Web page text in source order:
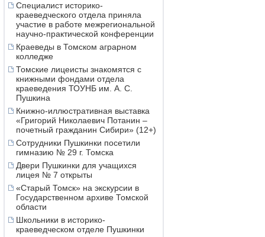
Специалист историко-
краеведческого отдела приняла
участие в работе межрегиональной
научно-практической конференции
Краеведы в Томском аграрном
колледже
Томские лицеисты знакомятся с
книжными фондами отдела
краеведения ТОУНБ им. А. С.
Пушкина
Книжно-иллюстративная выставка
«Григорий Николаевич Потанин –
почетный гражданин Сибири» (12+)
Сотрудники Пушкинки посетили
гимназию № 29 г. Томска
Двери Пушкинки для учащихся
лицея № 7 открыты
«Старый Томск» на экскурсии в
Государственном архиве Томской
области
Школьники в историко-
краеведческом отделе Пушкинки